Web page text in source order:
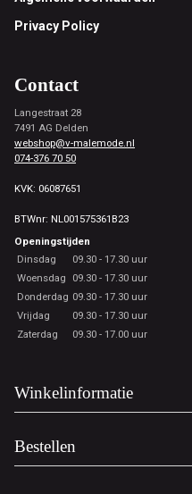
Privacy Policy
Contact
Langestraat 28
7491 AG Delden
webshop@v-malemode.nl
074-376 70 50
KVK: 06087651
BTWnr: NL001575361B23
Openingstijden
Dinsdag
09.30 - 17.30 uur
Woensdag
09.30 - 17.30 uur
Donderdag 09.30 - 17.30 uur
Vrijdag
09.30 - 17.30 uur
Zaterdag
09.30 - 17.00 uur
Winkelinformatie
Bestellen